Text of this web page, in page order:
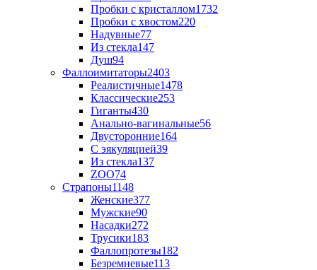
Пробки с кристаллом1732
Пробки с хвостом220
Надувные77
Из стекла147
Душ94
Фаллоимитаторы2403
Реалистичные1478
Классические253
Гиганты430
Анально-вагинальные56
Двусторонние164
С эякуляцией39
Из стекла137
ZOO74
Страпоны1148
Женские377
Мужские90
Насадки272
Трусики183
Фаллопротезы182
Безремневые113